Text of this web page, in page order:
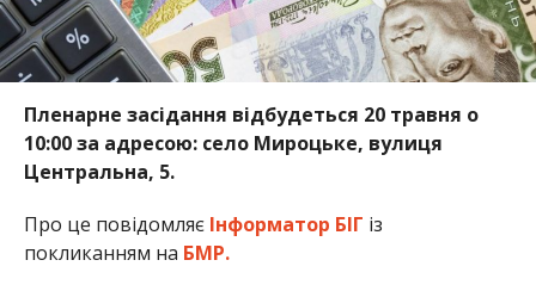
Пленарне засідання відбудеться 20 травня о
10:00 за адресою: село Мироцьке, вулиця
Центральна, 5.
Про це повідомляє Інформатор БІГ із
покликанням на БМР.